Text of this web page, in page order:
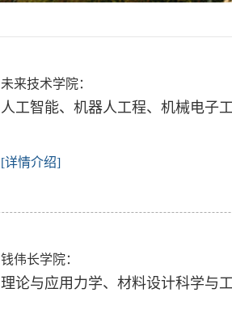
未来技术学院：
人工智能、机器人工程、机械电子
[详情介绍]
钱伟长学院：
理论与应用力学、材料设计科学与